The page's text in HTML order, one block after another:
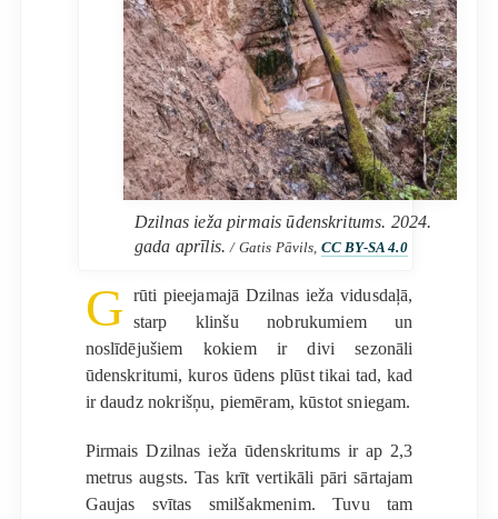
Dzilnas ieža pirmais ūdenskritums. 2024.
gada aprīlis./ Gatis Pāvils, CC BY-SA 4.0
G rūti pieejamajā Dzilnas ieža vidusdaļā,
starp klinšu nobrukumiem un
noslīdējušiem kokiem ir divi sezonāli
ūdenskritumi, kuros ūdens plūst tikai tad, kad
ir daudz nokrišņu, piemēram, kūstot sniegam.
Pirmais Dzilnas ieža ūdenskritums ir ap 2,3
metrus augsts. Tas krīt vertikāli pāri sārtajam
Gaujas svītas smilšakmenim. Tuvu tam